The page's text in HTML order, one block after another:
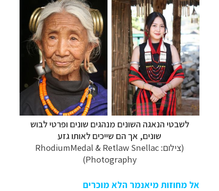
לשבטי הנאגה השונים מנהגים שונים ופרטי לבוש
שונים, אך הם שייכים לאותו גזע
(צילום: RhodiumMedal & Retlaw Snellac
Photography)
אל מחוזות מיאנמר הלא מוכרים